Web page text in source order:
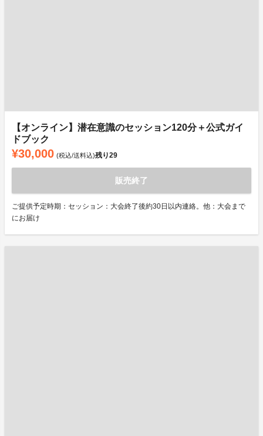
【オンライン】潜在意識のセッション120分＋公式ガイ
ドブック
¥30,000 (税込/送料込)残り29
販売終了
ご提供予定時期：セッション：大会終了後約30日以内連絡。他：大会まで
にお届け